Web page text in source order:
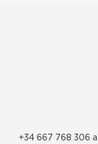
+34 667 768 306